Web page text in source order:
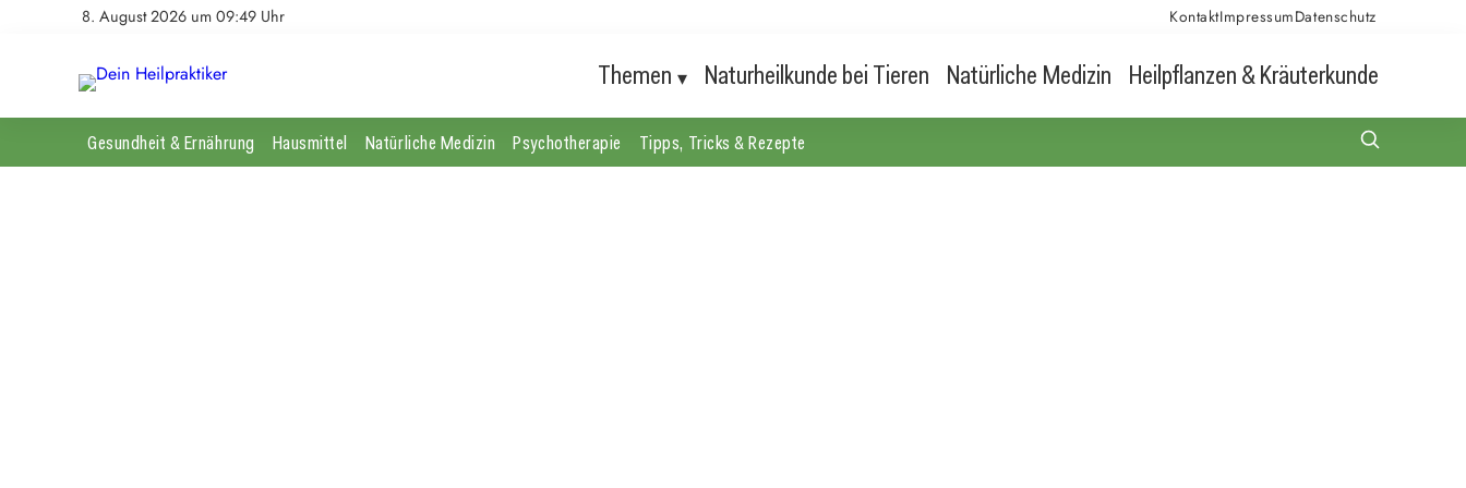
8. August 2026 um 09:49 Uhr KontaktImpressumDatenschutz
Themen Naturheilkunde bei Tieren Natürliche Medizin Heilpflanzen & Kräuterkunde
Gesundheit & Ernährung Hausmittel Natürliche Medizin Psychotherapie Tipps, Tricks & Rezepte